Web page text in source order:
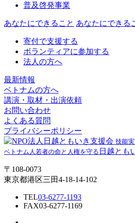
普及啓発事業
あなたにできること あなたにできる
寄付で支援する
ボランティアに参加する
法人の方へ
最新情報
ベトナムの方へ
講演・取材・出演依頼
お問い合わせ
よくある質問
プライバシーポリシー
技能
ベトナム人若者の命と人権を守る 日越とも
〒108-0073
東京都港区三田4-18-14-102
TEL03-6277-1193
FAX03-6277-1169